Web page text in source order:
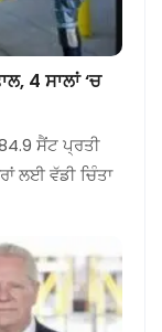
4 ਸਾਲਾਂ ‘ਚ
ਸੈਂਟ ਪ੍ਰਤੀ
ਲਈ ਵੱਡੀ ਚਿੰਤਾ